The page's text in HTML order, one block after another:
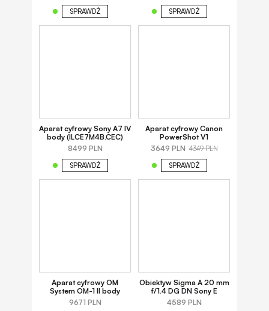
SPRAWDŹ SPRAWDŹ
Aparat cyfrowy Sony A7 IV
body (ILCE7M4B.CEC)
8499 PLN
SPRAWDŹ
Aparat cyfrowy Canon
PowerShot V1
3649 PLN 4349 PLN
SPRAWDŹ
Aparat cyfrowy OM
System OM-1 II body
9671 PLN
Obiektyw Sigma A 20 mm
f/1.4 DG DN Sony E
4589 PLN